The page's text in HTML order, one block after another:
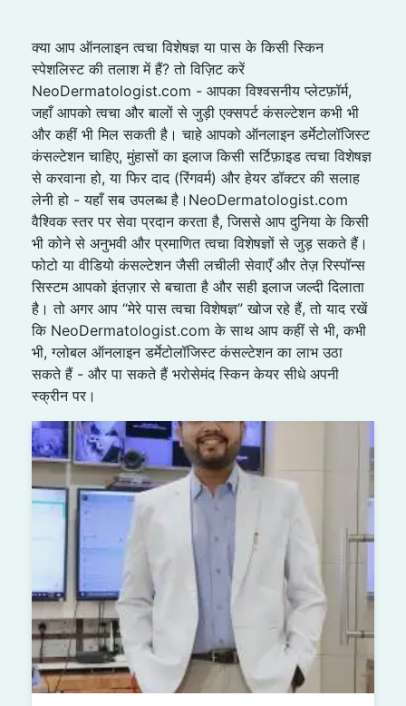
क्या आप ऑनलाइन त्वचा विशेषज्ञ या पास के किसी स्किन
स्पेशलिस्ट की तलाश में हैं? तो विज़िट करें
NeoDermatologist.com - आपका विश्वसनीय प्लेटफ़ॉर्म,
जहाँ आपको त्वचा और बालों से जुड़ी एक्सपर्ट कंसल्टेशन कभी भी
और कहीं भी मिल सकती है। चाहे आपको ऑनलाइन डर्मेटोलॉजिस्ट
कंसल्टेशन चाहिए, मुंहासों का इलाज किसी सर्टिफ़ाइड त्वचा विशेषज्ञ
से करवाना हो, या फिर दाद (रिंगवर्म) और हेयर डॉक्टर की सलाह
लेनी हो - यहाँ सब उपलब्ध है।NeoDermatologist.com
वैश्विक स्तर पर सेवा प्रदान करता है, जिससे आप दुनिया के किसी
भी कोने से अनुभवी और प्रमाणित त्वचा विशेषज्ञों से जुड़ सकते हैं।
फोटो या वीडियो कंसल्टेशन जैसी लचीली सेवाएँ और तेज़ रिस्पॉन्स
सिस्टम आपको इंतज़ार से बचाता है और सही इलाज जल्दी दिलाता
है। तो अगर आप “मेरे पास त्वचा विशेषज्ञ” खोज रहे हैं, तो याद रखें
कि NeoDermatologist.com के साथ आप कहीं से भी, कभी
भी, ग्लोबल ऑनलाइन डर्मेटोलॉजिस्ट कंसल्टेशन का लाभ उठा
सकते हैं - और पा सकते हैं भरोसेमंद स्किन केयर सीधे अपनी
स्क्रीन पर।